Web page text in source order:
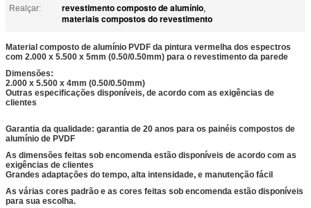
Realçar:
revestimento composto de alumínio,
materiais compostos do revestimento
Material composto de alumínio PVDF da pintura vermelha dos espectros
com 2.000 x 5.500 x 5mm (0.50/0.50mm) para o revestimento da parede
Dimensões:
2.000 x 5.500 x 4mm (0.50/0.50mm)
Outras especificações disponíveis, de acordo com as exigências de
clientes
Garantia da qualidade: garantia de 20 anos para os painéis compostos de
alumínio de PVDF
As dimensões feitas sob encomenda estão disponíveis de acordo com as
exigências de clientes
Grandes adaptações do tempo, alta intensidade, e manutenção fácil
As várias cores padrão e as cores feitas sob encomenda estão disponíveis
para sua escolha.